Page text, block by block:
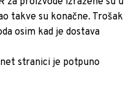
takve su konačne. Trošak
osim kad je dostava
stranici je potpuno